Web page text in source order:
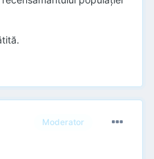
Moderator